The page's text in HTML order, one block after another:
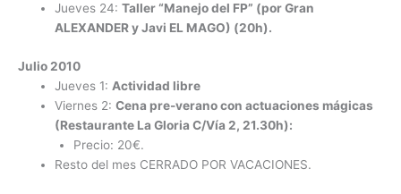
Jueves 24:Taller “Manejo del FP” (por Gran
ALEXANDER y Javi EL MAGO) (20h).
Julio 2010
Jueves 1: Actividad libre
Viernes 2:Cena pre-verano con actuaciones mágicas
(Restaurante La Gloria C/Vía 2, 21.30h):
Precio: 20€.
Resto del mes CERRADO POR VACACIONES.